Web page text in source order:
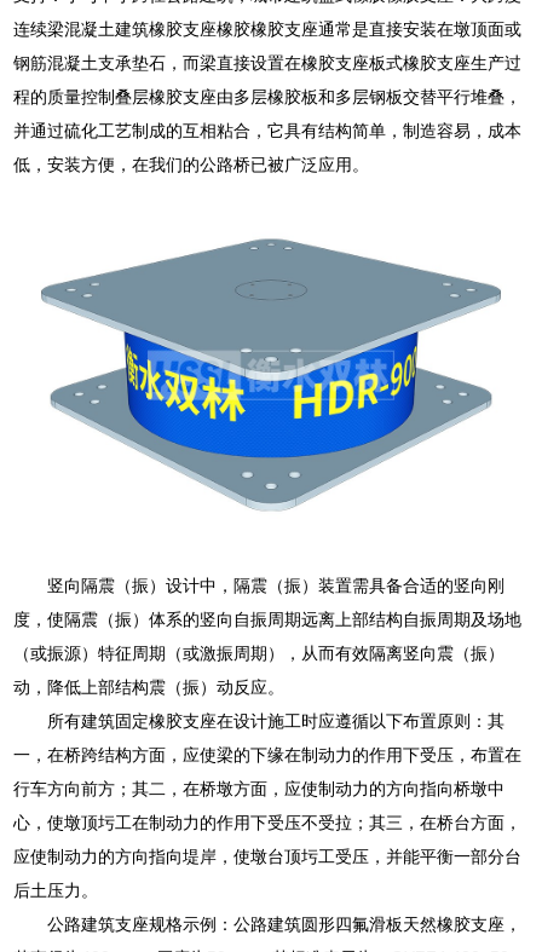
连续梁混凝土建筑橡胶支座橡胶橡胶支座通常是直接安装在墩顶面或
钢筋混凝土支承垫石，而梁直接设置在橡胶支座板式橡胶支座生产过
程的质量控制叠层橡胶支座由多层橡胶板和多层钢板交替平行堆叠，
并通过硫化工艺制成的互相粘合，它具有结构简单，制造容易，成本
低，安装方便，在我们的公路桥已被广泛应用。
竖向隔震（振）设计中，隔震（振）装置需具备合适的竖向刚
度，使隔震（振）体系的竖向自振周期远离上部结构自振周期及场地
（或振源）特征周期（或激振周期），从而有效隔离竖向震（振）
动，降低上部结构震（振）动反应。
所有建筑固定橡胶支座在设计施工时应遵循以下布置原则：其
一，在桥跨结构方面，应使梁的下缘在制动力的作用下受压，布置在
行车方向前方；其二，在桥墩方面，应使制动力的方向指向桥墩中
心，使墩顶圬工在制动力的作用下受压不受拉；其三，在桥台方面，
应使制动力的方向指向堤岸，使墩台顶圬工受压，并能平衡一部分台
后土压力。
公路建筑支座规格示例：公路建筑圆形四氟滑板天然橡胶支座，